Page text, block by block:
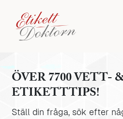
ÖVER 7700 VETT-
ETIKETTTIPS!
Ställ din fråga, sök efter